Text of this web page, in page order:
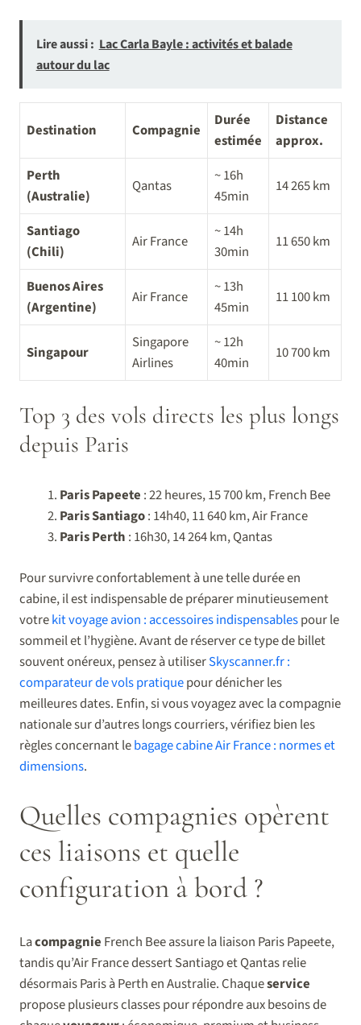
Lire aussi : Lac Carla Bayle : activités et balade
autour du lac
Destination Compagnie
Durée
estimée
Distance
approx.
Perth
(Australie)
Qantas
~ 16h
45min
14 265 km
Santiago
(Chili)
Air France
~ 14h
30min
11 650 km
Buenos Aires
(Argentine)
Air France
~ 13h
45min
11 100 km
Singapour
Singapore
Airlines
~ 12h
40min
10 700 km
Top 3 des vols directs les plus longs
depuis Paris
Paris Papeete : 22 heures, 15 700 km, French Bee
Paris Santiago: 14h40, 11 640 km, Air France
Paris Perth : 16h30, 14 264 km, Qantas
Pour survivre confortablement à une telle durée en
cabine, il est indispensable de préparer minutieusement
votrekit voyage avion : accessoires indispensablespour le
sommeil et l’hygiène. Avant de réserver ce type de billet
souvent onéreux, pensez à utiliserSkyscanner.fr :
comparateur de vols pratiquepour dénicher les
meilleures dates. Enfin, si vous voyagez avec la compagnie
nationale sur d’autres longs courriers, vérifiez bien les
règles concernant lebagage cabine Air France : normes et
dimensions.
Quelles compagnies opèrent
ces liaisons et quelle
configuration à bord ?
Lacompagnie French Bee assure la liaison Paris Papeete,
tandis qu’Air France dessert Santiago et Qantas relie
désormais Paris à Perth en Australie. Chaqueservice
propose plusieurs classes pour répondre aux besoins de